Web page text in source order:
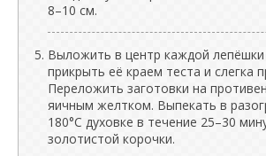
8–10 см.
Выложить в центр каждой лепёшки
прикрыть её краем теста и слегка
Переложить заготовки на
яичным желтком. Выпекать в
180°C духовке в течение 25–30
золотистой корочки.